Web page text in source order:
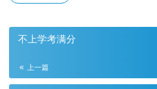
不上学考满分
上一篇